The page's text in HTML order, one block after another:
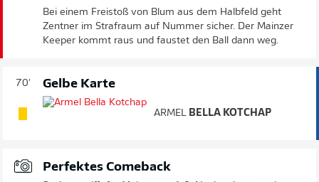
Bei einem Freistoß von Blum aus dem Halbfeld geht
Zentner im Strafraum auf Nummer sicher. Der Mainzer
Keeper kommt raus und faustet den Ball dann weg.
70' Gelbe Karte
ARMEL BELLA KOTCHAP
Perfektes Comeback